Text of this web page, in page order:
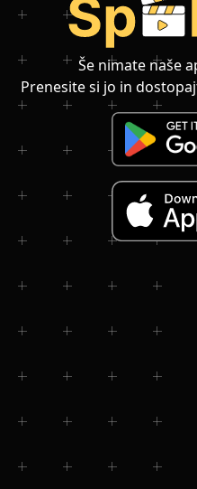
Še nimate naše
Prenesite si jo in